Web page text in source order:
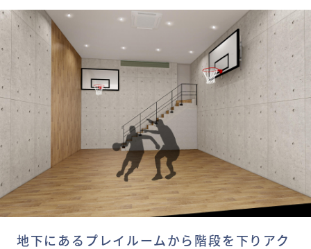
地下にあるプレイルームから階段を下りアク